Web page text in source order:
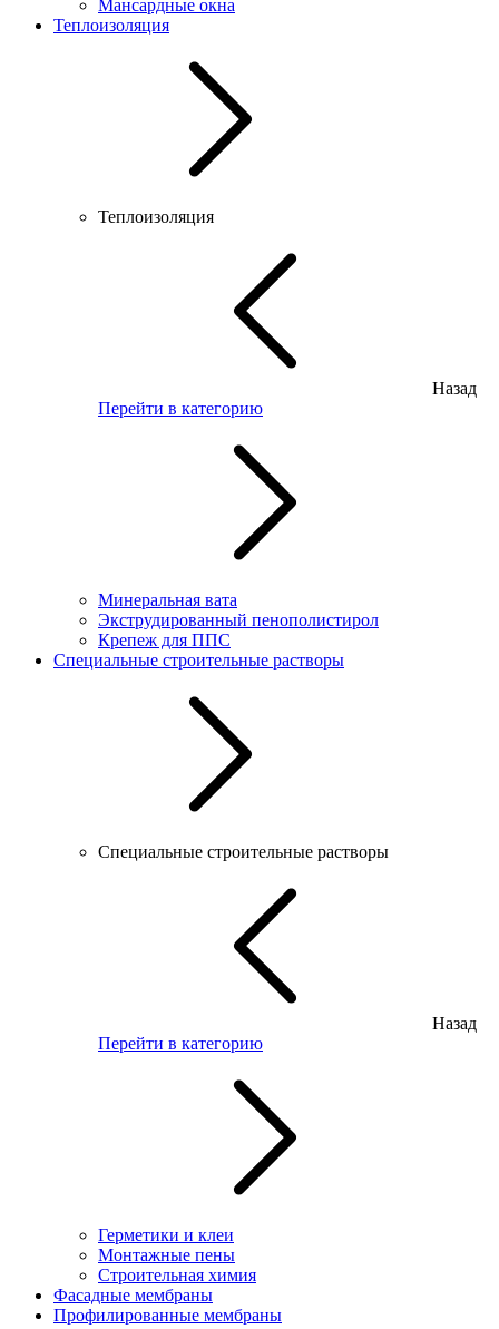
Мансардные окна
Теплоизоляция
Теплоизоляция
Назад
Перейти в категорию
Минеральная вата
Экструдированный пенополистирол
Крепеж для ППС
Специальные строительные растворы
Специальные строительные растворы
Назад
Перейти в категорию
Герметики и клеи
Монтажные пены
Строительная химия
Фасадные мембраны
Профилированные мембраны